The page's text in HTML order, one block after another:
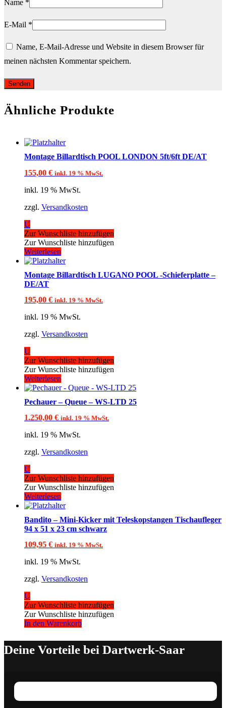
Name *
E-Mail *
Name, E-Mail-Adresse und Website in diesem Browser für
meinen nächsten Kommentar speichern.
Ähnliche Produkte
Montage Billardtisch POOL LONDON 5ft/6ft DE/AT
155,00 € inkl. 19 % MwSt.
inkl. 19 % MwSt.
zzgl. Versandkosten
U
Zur Wunschliste hinzufügen
Zur Wunschliste hinzufügen
Weiterlesen
Montage Billardtisch LUGANO POOL -Schieferplatte –
DE/AT
195,00 € inkl. 19 % MwSt.
inkl. 19 % MwSt.
zzgl. Versandkosten
U
Zur Wunschliste hinzufügen
Zur Wunschliste hinzufügen
Weiterlesen
Pechauer – Queue – WS-LTD 25
1.250,00 € inkl. 19 % MwSt.
inkl. 19 % MwSt.
zzgl. Versandkosten
U
Zur Wunschliste hinzufügen
Zur Wunschliste hinzufügen
Weiterlesen
Bandito – Mini-Kicker mit Teleskopstangen Tischaufleger
94 x 51 x 23 cm schwarz
109,95 € inkl. 19 % MwSt.
inkl. 19 % MwSt.
zzgl. Versandkosten
U
Zur Wunschliste hinzufügen
Zur Wunschliste hinzufügen
In den Warenkorb
Deine Vorteile bei Dartwerk-Saar